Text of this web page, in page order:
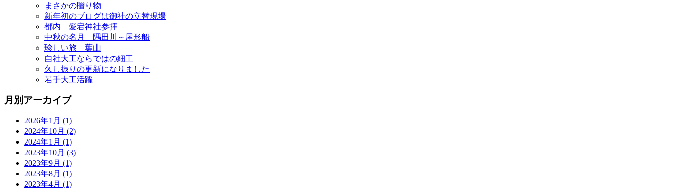
まさかの贈り物
新年初のブログは御社の立替現場
都内 愛宕神社参拝
中秋の名月 隅田川～屋形船
珍しい旅 葉山
自社大工ならではの細工
久し振りの更新になりました
若手大工活躍
月別アーカイブ
2026年1月 (1)
2024年10月 (2)
2024年1月 (1)
2023年10月 (3)
2023年9月 (1)
2023年8月 (1)
2023年4月 (1)